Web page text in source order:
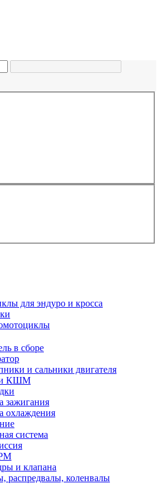
для эндуро и кросса
в сборе
и сальники двигателя
КШМ
зажигания
охлаждения
система
и клапана
распредвалы, коленвалы